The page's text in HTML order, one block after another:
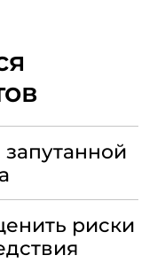
риски